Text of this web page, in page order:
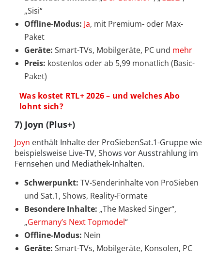
„Sisi“
Offline-Modus: Ja, mit Premium- oder Max-
Paket
Geräte: Smart-TVs, Mobilgeräte, PC und mehr
Preis: kostenlos oder ab 5,99 monatlich (Basic-
Paket)
Was kostet RTL+ 2026 – und welches Abo
lohnt sich?
7) Joyn (Plus+)
Joyn enthält Inhalte der ProSiebenSat.1-Gruppe wie
beispielsweise Live-TV, Shows vor Ausstrahlung im
Fernsehen und Mediathek-Inhalten.​
Schwerpunkt: TV-Senderinhalte von ProSieben
und Sat.1, Shows, Reality-Formate
Besondere Inhalte: „The Masked Singer“,
„Germany’s Next Topmodel“
Offline-Modus: Nein
Geräte: Smart-TVs, Mobilgeräte, Konsolen, PC